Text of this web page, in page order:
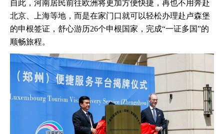
自此，河南居民前往欧洲将更加方便快捷，再也不用奔赴
北京、上海等地，而是在家门口就可以轻松办理赴卢森堡
的申根签证，舒心游历26个申根国家，完成“一证多国”的
顺畅旅程。